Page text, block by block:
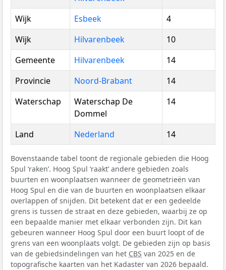
Wijk Esbeek
4
Wijk
Hilvarenbeek
10
Gemeente
Hilvarenbeek
14
Provincie
Noord-Brabant
14
Waterschap
Waterschap De
Dommel
14
Land Nederland 14
Bovenstaande tabel toont de regionale gebieden die Hoog
Spul ‘raken’. Hoog Spul ‘raakt’ andere gebieden zoals
buurten en woonplaatsen wanneer de geometrieën van
Hoog Spul en die van de buurten en woonplaatsen elkaar
overlappen of snijden. Dit betekent dat er een gedeelde
grens is tussen de straat en deze gebieden, waarbij ze op
een bepaalde manier met elkaar verbonden zijn. Dit kan
gebeuren wanneer Hoog Spul door een buurt loopt of de
grens van een woonplaats volgt. De gebieden zijn op basis
van de gebiedsindelingen van het CBS van 2025 en de
topografische kaarten van het Kadaster van 2026 bepaald.